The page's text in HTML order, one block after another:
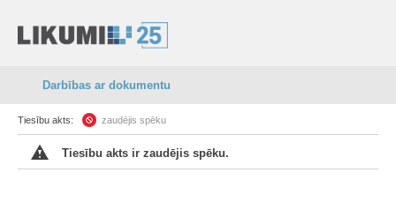
Darbības ar dokumentu
Tiesību akts: zaudējis spēku
Tiesību akts ir zaudējis spēku.